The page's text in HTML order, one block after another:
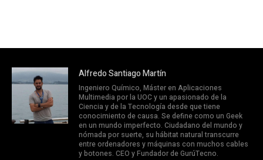
Alfredo Santiago Martín
Ingeniero Químico, Máster en Aplicaciones
Multimedia por la UOC y un apasionado de la
Ciencia y de la Tecnología desde que tiene
conocimiento de causa. Se define como un Geek
en un mundo imperfecto. Ciudadano del mundo y
nómada por suerte, su hábitat natural transcurre
entre ordenadores y máquinas con muchos cables
y botones. CEO y Fundador de GurúTecno.